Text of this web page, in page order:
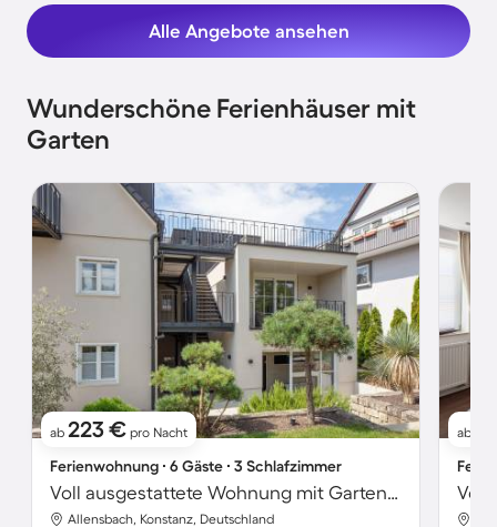
Alle Angebote ansehen
Wunderschöne Ferienhäuser mit
Garten
ab 223 € pro Nacht
Ferienwohnung ∙ 6 Gäste ∙ 3 Schlafzimmer
Voll ausgestattete Wohnung mit Garten und Terrasse
Allensbach, Konstanz, Deutschland
ab